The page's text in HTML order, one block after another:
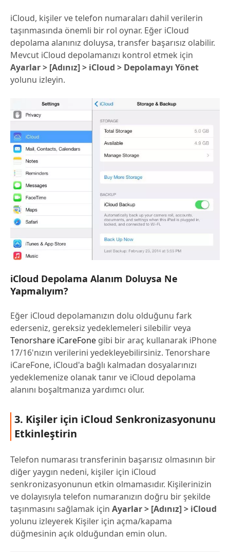
iCloud, kişiler ve telefon numaraları dahil verilerin
taşınmasında önemli bir rol oynar. Eğer iCloud
depolama alanınız doluysa, transfer başarısız olabilir.
Mevcut iCloud depolamanızı kontrol etmek için
Ayarlar > [Adınız] > iCloud > Depolamayı Yönet
yolunu izleyin.
iCloud Depolama Alanım Doluysa Ne
Yapmalıyım?
Eğer iCloud depolamanızın dolu olduğunu fark
ederseniz, gereksiz yedeklemeleri silebilir veya
Tenorshare iCareFone gibi bir araç kullanarak iPhone
17/16'nızın verilerini yedekleyebilirsiniz. Tenorshare
iCareFone, iCloud'a bağlı kalmadan dosyalarınızı
yedeklemenize olanak tanır ve iCloud depolama
alanını boşaltmanıza yardımcı olur.
3. Kişiler için iCloud Senkronizasyonunu
Etkinleştirin
Telefon numarası transferinin başarısız olmasının bir
diğer yaygın nedeni, kişiler için iCloud
senkronizasyonunun etkin olmamasıdır. Kişilerinizin
ve dolayısıyla telefon numaranızın doğru bir şekilde
taşınmasını sağlamak için Ayarlar > [Adınız] > iCloud
yolunu izleyerek Kişiler için açma/kapama
düğmesinin açık olduğundan emin olun.